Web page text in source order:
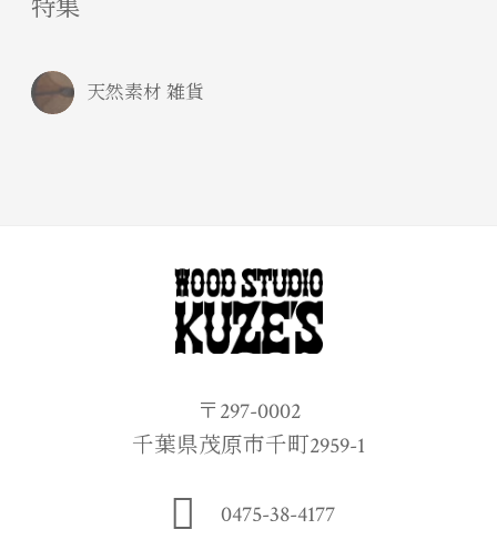
特集
天然素材 雑貨
〒297-0002
千葉県茂原市千町2959-1
0475-38-4177